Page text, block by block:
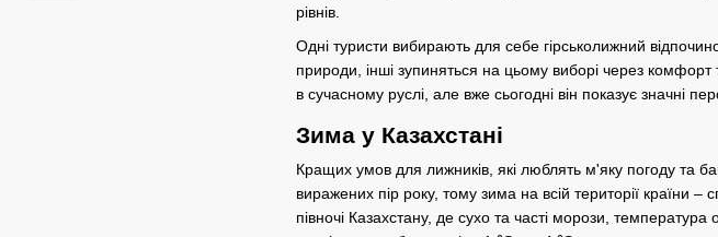
рівнів.
Одні туристи вибирають для себе гірськолижний
природи, інші зупиняться на цьому виборі через комфорт
в сучасному руслі, але вже сьогодні він показує значні
Зима у Казахстані
Кращих умов для лижників, які люблять м'яку погоду та
виражених пір року, тому зима на всій території країни
півночі Казахстану, де сухо та часті морози,